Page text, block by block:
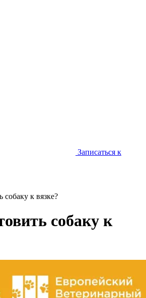
Записаться к
собаку к вязке?
собаку к